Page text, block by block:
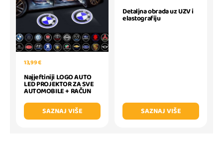
13,99 €
Najjeftiniji LOGO AUTO
LED PROJEKTOR ZA SVE
AUTOMOBILE + RAČUN
SAZNAJ VIŠE
Detaljna obrada uz UZV i
elastografiju
SAZNAJ VIŠE